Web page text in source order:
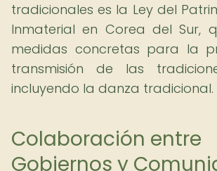
tradicionales es la Ley del
Inmaterial en Corea del Sur,
medidas concretas para la
transmisión de las
incluyendo la danza tradicional.
Colaboración entre
Gobiernos y